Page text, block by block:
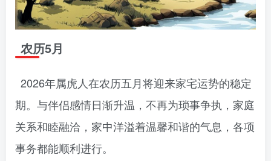
农历5月
2026年属虎人在农历五月将迎来家宅运势的稳定
期。与伴侣感情日渐升温，不再为琐事争执，家庭
关系和睦融洽，家中洋溢着温馨和谐的气息，各项
事务都能顺利进行。